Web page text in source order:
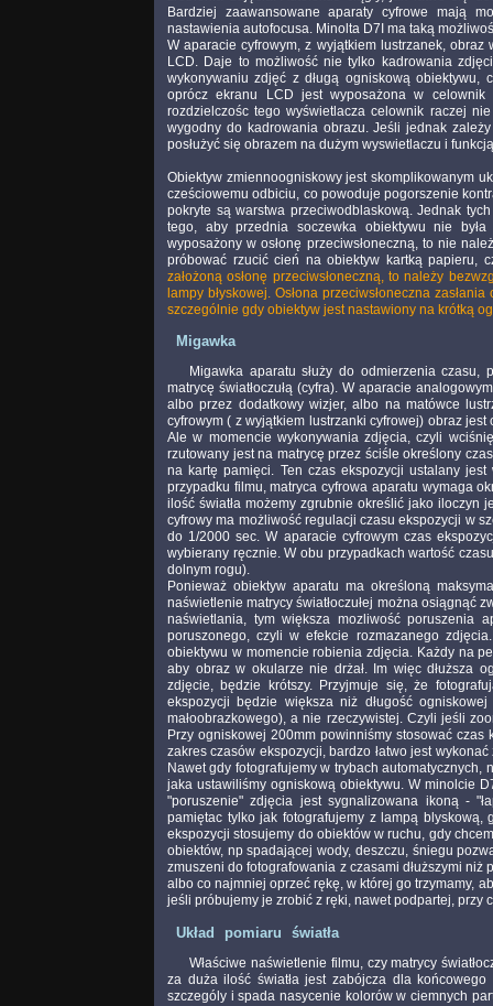
Bardziej zaawansowane aparaty cyfrowe mają
nastawienia autofocusa. Minolta D7I ma taką
W aparacie cyfrowym, z wyjątkiem lustrzanek,
LCD. Daje to możliwość nie tylko kadrowania
wykonywaniu zdjęć z długą ogniskową
oprócz ekranu LCD jest wyposażona w celownik
rozdzielczośc tego wyświetlacza celownik raczej
wygodny do kadrowania obrazu. Jeśli jednak
posłużyć się obrazem na dużym wyswietlaczu i
Obiektyw zmiennoogniskowy jest skomplikowanym
cześciowemu odbiciu, co powoduje pogorszenie
pokryte są warstwa przeciwodblaskową. Jednak
tego, aby przednia soczewka obiektywu nie była
wyposażony w osłonę przeciwsłoneczną, to nie
próbować rzucić cień na obiektyw kartką papieru,
założoną osłonę przeciwsłoneczną, to należy
lampy błyskowej. Osłona przeciwsłoneczna
szczególnie gdy obiektyw jest nastawiony na krótką
Migawka
Migawka aparatu służy do odmierzenia
matrycę światłoczułą (cyfra). W aparacie
albo przez dodatkowy wizjer, albo na matówce
cyfrowym ( z wyjątkiem lustrzanki cyfrowej) obraz
Ale w momencie wykonywania zdjęcia, czyli
rzutowany jest na matrycę przez ściśle określony
na kartę pamięci. Ten czas ekspozycji ustalany
przypadku filmu, matryca cyfrowa aparatu wymaga
ilość światła możemy zgrubnie określić jako iloczyn
cyfrowy ma możliwość regulacji czasu ekspozycji w
do 1/2000 sec. W aparacie cyfrowym czas
wybierany ręcznie. W obu przypadkach wartość
dolnym rogu).
Ponieważ obiektyw aparatu ma określoną
naświetlenie matrycy światłoczułej można osiągnąć
naświetlania, tym większa mozliwość poruszenia
poruszonego, czyli w efekcie rozmazanego
obiektywu w momencie robienia zdjęcia. Każdy na
aby obraz w okularze nie drżał. Im więc dłuższa
zdjęcie, będzie krótszy. Przyjmuje się, że
ekspozycji będzie większa niż długość
małoobrazkowego), a nie rzeczywistej. Czyli jeśli
Przy ogniskowej 200mm powinniśmy stosować
zakres czasów ekspozycji, bardzo łatwo jest
Nawet gdy fotografujemy w trybach
jaka ustawiliśmy ogniskową obiektywu. W minolcie
"poruszenie" zdjęcia jest sygnalizowana ikoną -
pamiętac tylko jak fotografujemy z lampą blyskową,
ekspozycji stosujemy do obiektów w ruchu, gdy
obiektów, np spadającej wody, deszczu, śniegu
zmuszeni do fotografowania z czasami dłuższymi niż
albo co najmniej oprzeć rękę, w której go trzymamy,
jeśli próbujemy je zrobić z ręki, nawet podpartej, przy
Układ pomiaru światła
Właściwe naświetlenie filmu, czy matrycy
za duża ilość światła jest zabójcza dla
szczególy i spada nasycenie kolorów w ciemnych